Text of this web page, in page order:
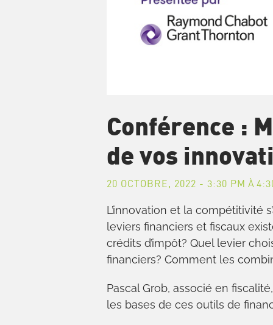
Conférence :
de vos
20 OCTOBRE, 2022 - 3:30 PM À
L’innovation et la compétitivité
leviers financiers et fiscaux
crédits d’impôt? Quel levier
financiers? Comment les
Pascal Grob, associé en
les bases de ces outils de